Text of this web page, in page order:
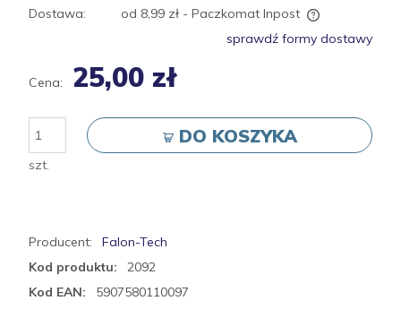
Dostawa:
od 8,99 zł - Paczkomat Inpost
sprawdź formy dostawy
Cena: 25,00 zł
szt.
DO KOSZYKA
Producent:
Falon-Tech
Kod produktu:
2092
Kod EAN:
5907580110097